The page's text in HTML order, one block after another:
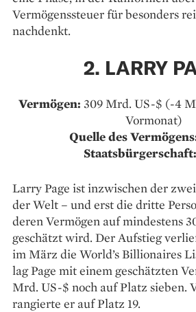
Vermögenssteuer für besonders
nachdenkt.
2. LARRY
Vermögen: 309 Mrd. US-$ (-4
Vormonat)
Quelle des
Staatsbürgerschaft:
Larry Page ist inzwischen der
der Welt – und erst die dritte
deren Vermögen auf mindestens
geschätzt wird. Der Aufstieg
im März die World’s Billionaires
lag Page mit einem geschätzten
Mrd. US-$ noch auf Platz sieben.
rangierte er auf Platz 19.